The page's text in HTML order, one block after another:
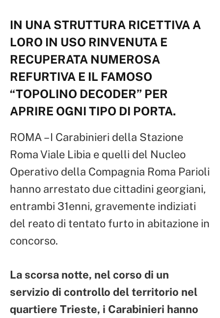
IN UNA STRUTTURA RICETTIVA A
LORO IN USO RINVENUTA E
RECUPERATA NUMEROSA
REFURTIVA E IL FAMOSO
“TOPOLINO DECODER” PER
APRIRE OGNI TIPO DI PORTA.
ROMA – I Carabinieri della Stazione
Roma Viale Libia e quelli del Nucleo
Operativo della Compagnia Roma Parioli
hanno arrestato due cittadini georgiani,
entrambi 31enni, gravemente indiziati
del reato di tentato furto in abitazione in
concorso.
La scorsa notte, nel corso di un
servizio di controllo del territorio nel
quartiere Trieste, i Carabinieri hanno